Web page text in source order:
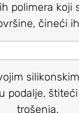
polimera koji
čineći
podalje,
trošenja.